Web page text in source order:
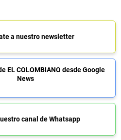
a nuestro newsletter
EL COLOMBIANO desde Google
News
canal de Whatsapp